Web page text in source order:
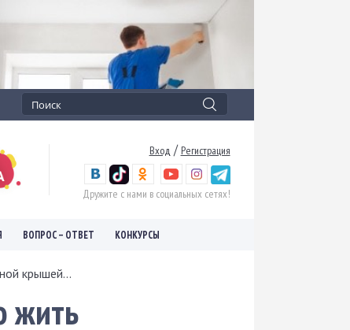
Вход / Регистрация
Дружите с нами в социальных сетях!
ВОПРОС – ОТВЕТ КОНКУРСЫ
крышей...
жить